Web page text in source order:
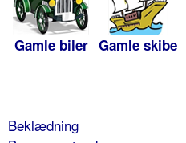
Gamle biler Gamle skibe
Beklædning